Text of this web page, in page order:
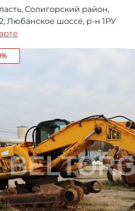
Солигорский район,
Любанское шоссе, р-н 1РУ